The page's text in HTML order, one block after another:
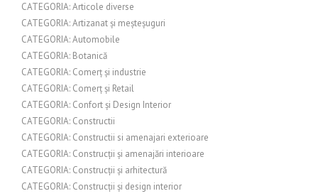
CATEGORIA: Articole diverse
CATEGORIA: Artizanat și meșteșuguri
CATEGORIA: Automobile
CATEGORIA: Botanică
CATEGORIA: Comerț și industrie
CATEGORIA: Comerț și Retail
CATEGORIA: Confort și Design Interior
CATEGORIA: Constructii
CATEGORIA: Constructii si amenajari exterioare
CATEGORIA: Construcții și amenajări interioare
CATEGORIA: Construcții și arhitectură
CATEGORIA: Construcții și design interior